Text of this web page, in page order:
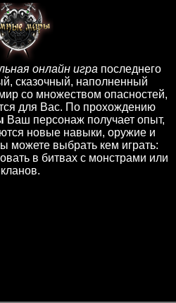
онлайн игра последнего
сказочный, наполненный
со множеством опасностей,
для Вас. По прохождению
Ваш персонаж получает опыт,
новые навыки, оружие и
можете выбрать кем играть:
в битвах с монстрами или